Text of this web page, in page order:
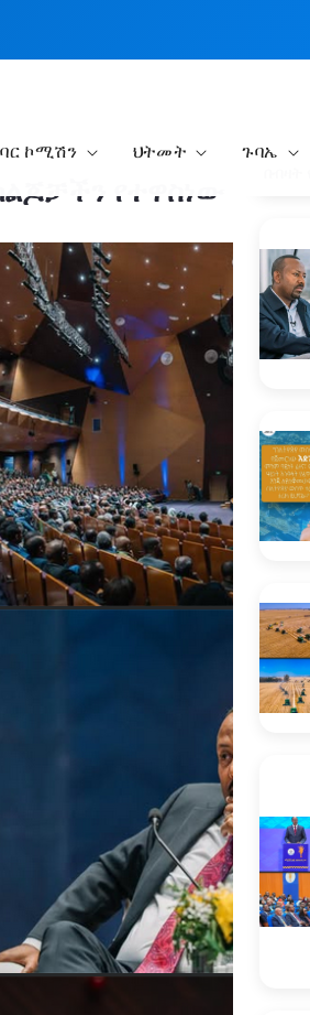
ኮሚሽን ህትመት ጉባኤ
የተዋስነው